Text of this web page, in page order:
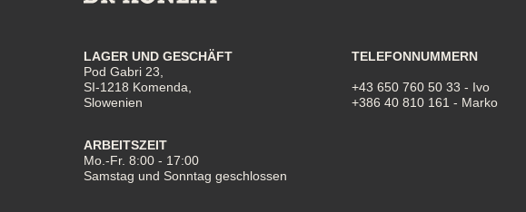
LAGER UND GESCHÄFT
Pod Gabri 23,
SI-1218 Komenda,
Slowenien
ARBEITSZEIT
Mo.-Fr. 8:00 - 17:00
Samstag und Sonntag geschlossen
TELEFONNUMMERN
+43 650 760 50 33 - Ivo
+386 40 810 161 - Marko